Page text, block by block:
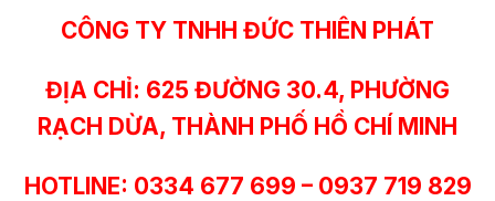
CÔNG TY TNHH ĐỨC THIÊN PHÁT
ĐỊA CHỈ: 625 ĐƯỜNG 30.4, PHƯỜNG
RẠCH DỪA, THÀNH PHỐ HỒ CHÍ MINH
HOTLINE: 0334 677 699 – 0937 719 829